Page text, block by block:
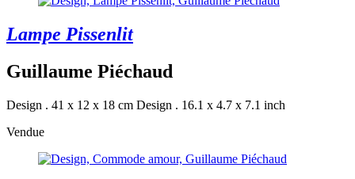
Lampe Pissenlit
Guillaume Piéchaud
Design . 41 x 12 x 18 cm Design . 16.1 x 4.7 x 7.1 inch
Vendue